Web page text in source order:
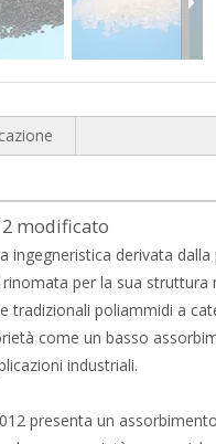
modificato
ingegneristica derivata
per la sua
tradizionali poliammidi a
come un basso
industriali.
presenta un